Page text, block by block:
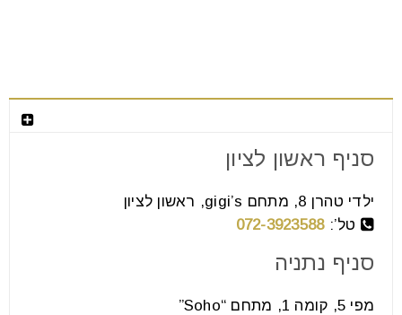
יחידות קיר מעוצבות לסלון
21 יול
סניף ראשון לציון
ילדי טהרן 8, מתחם gigi’s, ראשון לציון
טל’:072-3923588
סניף נתניה
מפי 5, קומה 1, מתחם “Soho”